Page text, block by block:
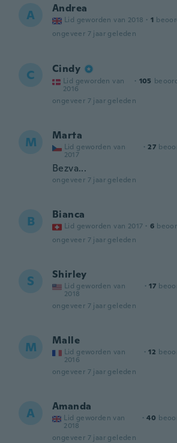
A Andrea
Lid geworden van 2018 · 1
ongeveer 7 jaar geleden
C Cindy
Lid geworden van
2016
· 105
ongeveer 7 jaar geleden
M Marta
Lid geworden van
2017
· 27
Bezva...
ongeveer 7 jaar geleden
B Bianca
Lid geworden van 2017 · 6
ongeveer 7 jaar geleden
S Shirley
Lid geworden van
2018
· 17
ongeveer 7 jaar geleden
M Malle
Lid geworden van
2016
· 12
ongeveer 7 jaar geleden
A Amanda
Lid geworden van
2018
· 40
ongeveer 7 jaar geleden